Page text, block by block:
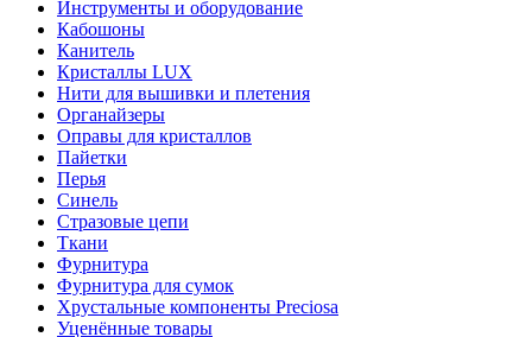
Инструменты и оборудование
Кабошоны
Канитель
Кристаллы LUX
Нити для вышивки и плетения
Органайзеры
Оправы для кристаллов
Пайетки
Перья
Синель
Стразовые цепи
Ткани
Фурнитура
Фурнитура для сумок
Хрустальные компоненты Preciosa
Уценённые товары